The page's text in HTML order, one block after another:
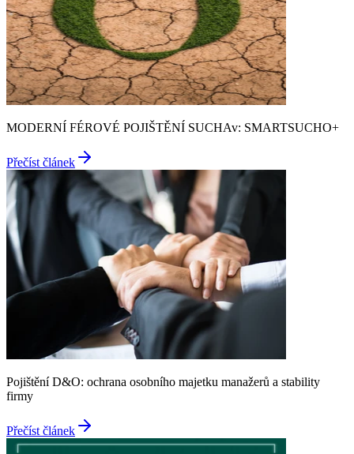
MODERNÍ FÉROVÉ POJIŠTĚNÍ SUCHAv: SMARTSUCHO+
Přečíst článek
Pojištění D&O: ochrana osobního majetku manažerů a stability
firmy
Přečíst článek